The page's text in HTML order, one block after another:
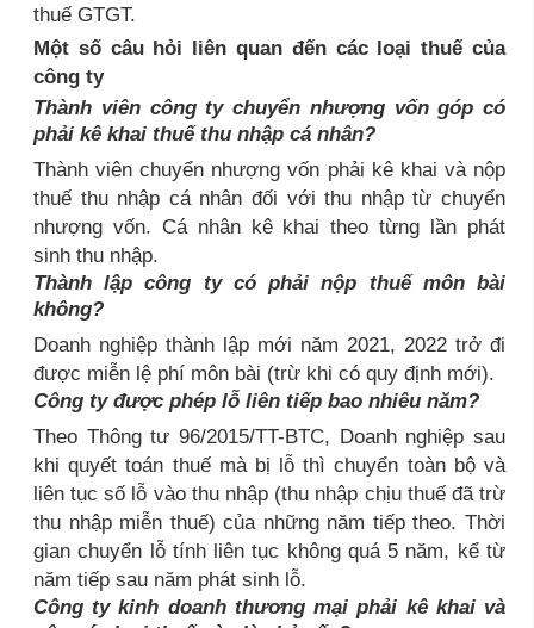
thuế GTGT.
Một số câu hỏi liên quan đến các loại thuế của
công ty
Thành viên công ty chuyển nhượng vốn góp có
phải kê khai thuế thu nhập cá nhân?
Thành viên chuyển nhượng vốn phải kê khai và nộp
thuế thu nhập cá nhân đối với thu nhập từ chuyển
nhượng vốn. Cá nhân kê khai theo từng lần phát
sinh thu nhập.
Thành lập công ty có phải nộp thuế môn bài
không?
Doanh nghiệp thành lập mới năm 2021, 2022 trở đi
được miễn lệ phí môn bài (trừ khi có quy định mới).
Công ty được phép lỗ liên tiếp bao nhiêu năm?
Theo Thông tư 96/2015/TT-BTC, Doanh nghiệp sau
khi quyết toán thuế mà bị lỗ thì chuyển toàn bộ và
liên tục số lỗ vào thu nhập (thu nhập chịu thuế đã trừ
thu nhập miễn thuế) của những năm tiếp theo. Thời
gian chuyển lỗ tính liên tục không quá 5 năm, kể từ
năm tiếp sau năm phát sinh lỗ.
Công ty kinh doanh thương mại phải kê khai và